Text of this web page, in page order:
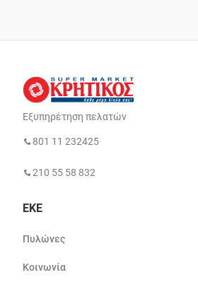
Εξυπηρέτηση πελατών
801 11 232425
210 55 58 832
ΕΚΕ
Πυλώνες
Κοινωνία